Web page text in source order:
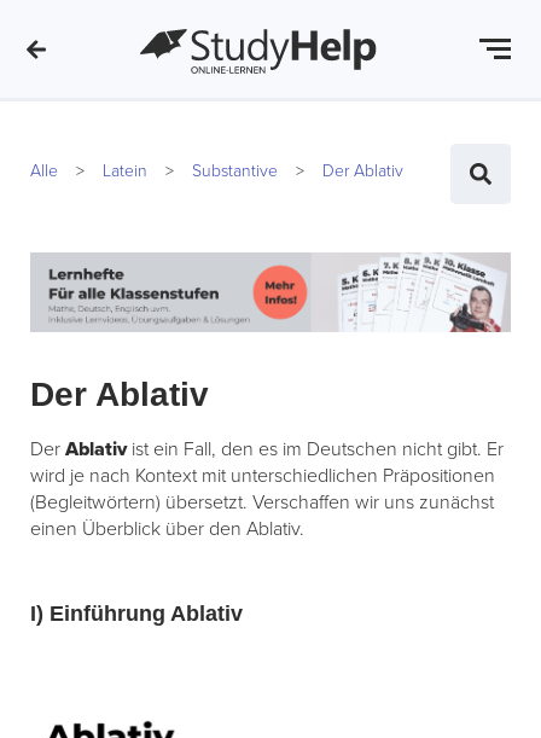
Alle Latein Substantive Der Ablativ
Der Ablativ
Der Ablativist ein Fall, den es im Deutschen nicht gibt. Er
wird je nach Kontext mit unterschiedlichen Präpositionen
(Begleitwörtern) übersetzt. Verschaffen wir uns zunächst
einen Überblick über den Ablativ.
I) Einführung Ablativ